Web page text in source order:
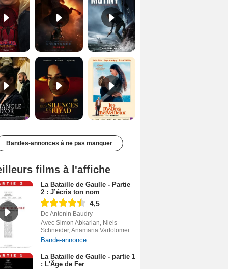
Les Silences de Riyad Bande-annonce VO STFR Les Matins merveilleux Bande-annonce VF
Bandes-annonces à ne pas manquer
films à l'affiche
La Bataille de Gaulle - Partie
2 : J’écris ton nom
4,5
De Antonin Baudry
Avec Simon Abkarian, Niels
Schneider, Anamaria Vartolomei
Bande-annonce
La Bataille de Gaulle - partie 1
: L'Âge de Fer